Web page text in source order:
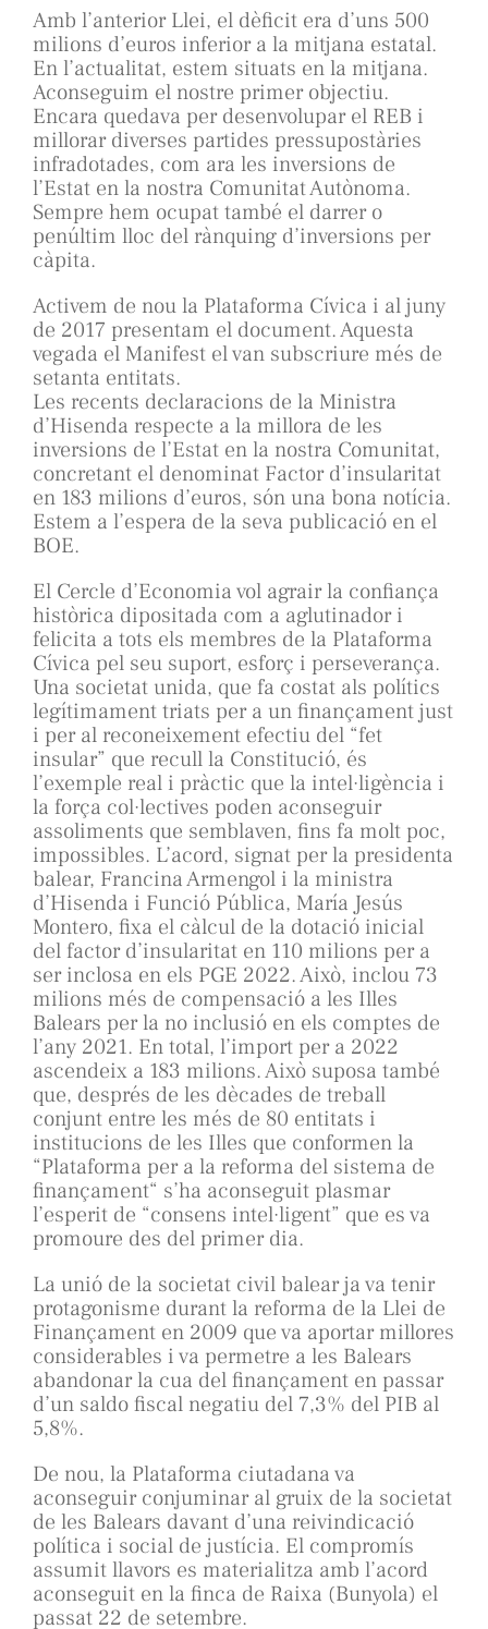
Amb l’anterior Llei, el dèficit era d’uns 500
milions d’euros inferior a la mitjana estatal.
En l’actualitat, estem situats en la mitjana.
Aconseguim el nostre primer objectiu.
Encara quedava per desenvolupar el REB i
millorar diverses partides pressupostàries
infradotades, com ara les inversions de
l’Estat en la nostra Comunitat Autònoma.
Sempre hem ocupat també el darrer o
penúltim lloc del rànquing d’inversions per
càpita.
Activem de nou la Plataforma Cívica i al juny
de 2017 presentam el document. Aquesta
vegada el Manifest el van subscriure més de
setanta entitats.
Les recents declaracions de la Ministra
d’Hisenda respecte a la millora de les
inversions de l’Estat en la nostra Comunitat,
concretant el denominat Factor d’insularitat
en 183 milions d’euros, són una bona notícia.
Estem a l’espera de la seva publicació en el
BOE.
El Cercle d’Economia vol agrair la confiança
històrica dipositada com a aglutinador i
felicita a tots els membres de la Plataforma
Cívica pel seu suport, esforç i perseverança.
Una societat unida, que fa costat als polítics
legítimament triats per a un finançament just
i per al reconeixement efectiu del “fet
insular” que recull la Constitució, és
l’exemple real i pràctic que la intel·ligència i
la força col·lectives poden aconseguir
assoliments que semblaven, fins fa molt poc,
impossibles. L’acord, signat per la presidenta
balear, Francina Armengol i la ministra
d’Hisenda i Funció Pública, María Jesús
Montero, fixa el càlcul de la dotació inicial
del factor d’insularitat en 110 milions per a
ser inclosa en els PGE 2022. Això, inclou 73
milions més de compensació a les Illes
Balears per la no inclusió en els comptes de
l’any 2021. En total, l’import per a 2022
ascendeix a 183 milions. Això suposa també
que, després de les dècades de treball
conjunt entre les més de 80 entitats i
institucions de les Illes que conformen la
“Plataforma per a la reforma del sistema de
finançament“ s’ha aconseguit plasmar
l’esperit de “consens intel·ligent” que es va
promoure des del primer dia.
La unió de la societat civil balear ja va tenir
protagonisme durant la reforma de la Llei de
Finançament en 2009 que va aportar millores
considerables i va permetre a les Balears
abandonar la cua del finançament en passar
d’un saldo fiscal negatiu del 7,3% del PIB al
5,8%.
De nou, la Plataforma ciutadana va
aconseguir conjuminar al gruix de la societat
de les Balears davant d’una reivindicació
política i social de justícia. El compromís
assumit llavors es materialitza amb l’acord
aconseguit en la finca de Raixa (Bunyola) el
passat 22 de setembre.